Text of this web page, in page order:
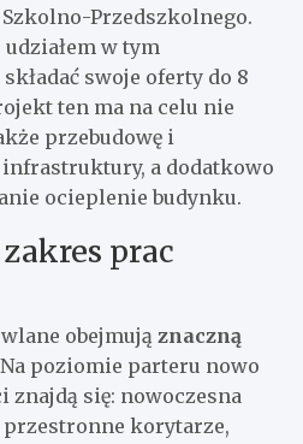
Przedszkolnego.
w tym
swoje oferty do 8
ten ma na celu nie
przebudowę i
a dodatkowo
ocieplenie budynku.
prac
obejmują znaczną
poziomie parteru nowo
znajdą się: nowoczesna
przestronne korytarze,